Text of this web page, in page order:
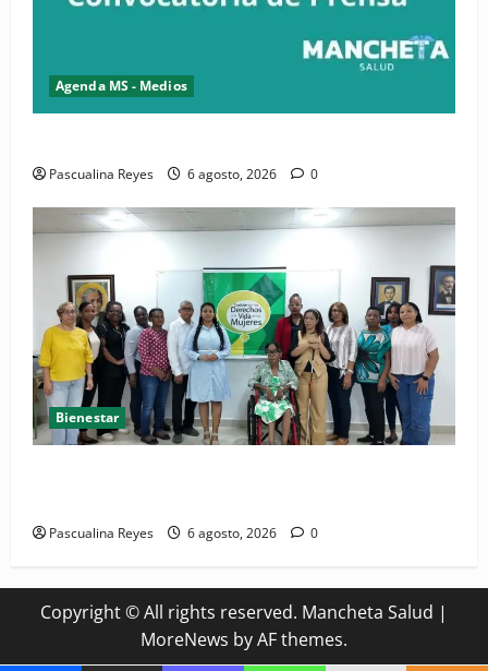
Agenda MS - Medios
Pascualina Reyes 6 agosto, 2026 0
Bienestar
Pascualina Reyes 6 agosto, 2026 0
Copyright © All rights reserved. Mancheta Salud |
MoreNews by AF themes.